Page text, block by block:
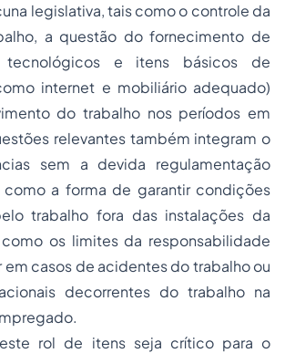
legislativa, tais como o controle da
a questão do fornecimento de
tecnológicos e itens básicos de
internet e mobiliário adequado)
do trabalho nos períodos em
relevantes também integram o
sem a devida regulamentação
como a forma de garantir condições
trabalho fora das instalações da
os limites da responsabilidade
casos de acidentes do trabalho ou
decorrentes do trabalho na
rol de itens seja crítico para o